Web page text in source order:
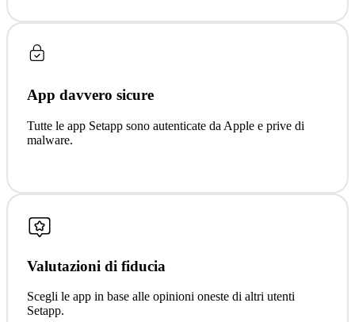
App davvero sicure
Tutte le app Setapp sono autenticate da Apple e prive di
malware.
Valutazioni di fiducia
Scegli le app in base alle opinioni oneste di altri utenti
Setapp.